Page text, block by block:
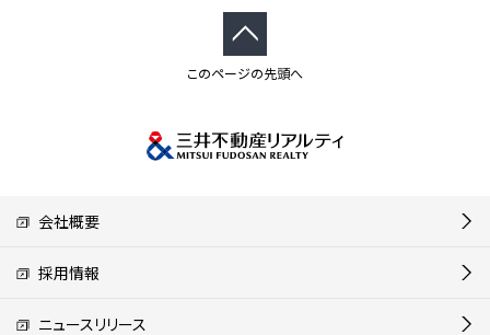
このページの先頭へ
会社概要
採用情報
ニュースリリース